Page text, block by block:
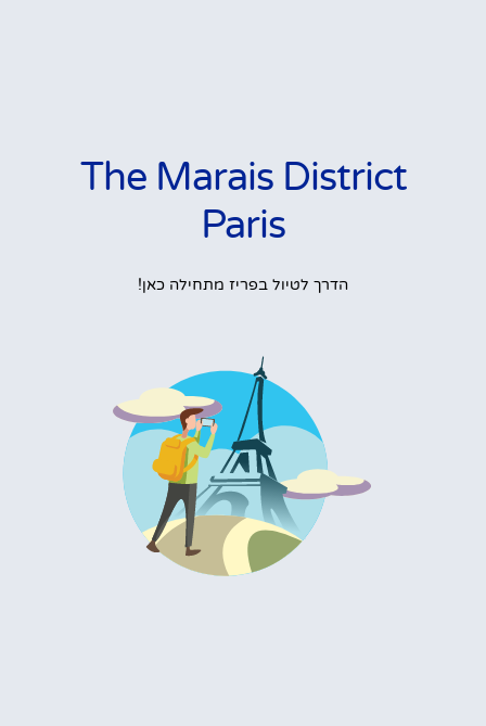
The Marais District
Paris
הדרך לטיול בפריז מתחילה כאן!